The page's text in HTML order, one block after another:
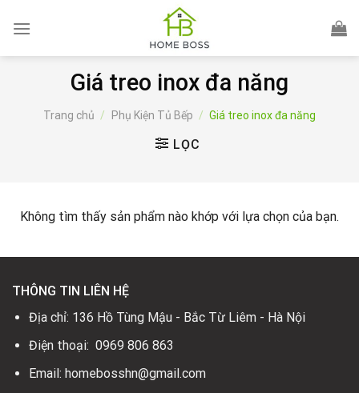
Giá treo inox đa năng
Trang chủ / Phụ Kiện Tủ Bếp / Giá treo inox đa năng
LỌC
Không tìm thấy sản phẩm nào khớp với lựa chọn của bạn.
THÔNG TIN LIÊN HỆ
Địa chỉ: 136 Hồ Tùng Mậu - Bắc Từ Liêm - Hà Nội
Điện thoại: 0969 806 863
Email: homebosshn@gmail.com